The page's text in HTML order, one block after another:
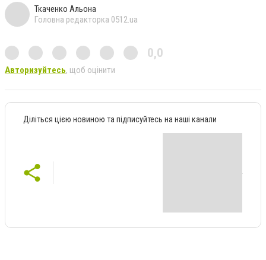
Ткаченко Альона
Головна редакторка 0512.ua
0,0
Авторизуйтесь, щоб оцінити
Діліться цією новиною та підписуйтесь на наші канали